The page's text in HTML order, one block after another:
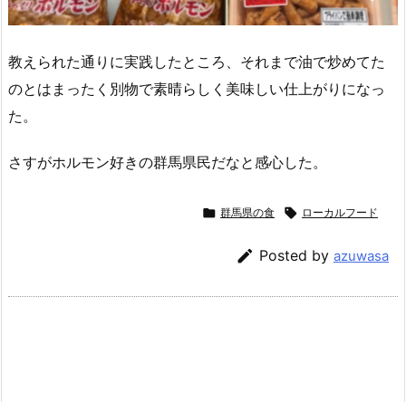
教えられた通りに実践したところ、それまで油で炒めてた
のとはまったく別物で素晴らしく美味しい仕上がりになっ
た。
さすがホルモン好きの群馬県民だなと感心した。
 群馬県の食  ローカルフード
 Posted by azuwasa